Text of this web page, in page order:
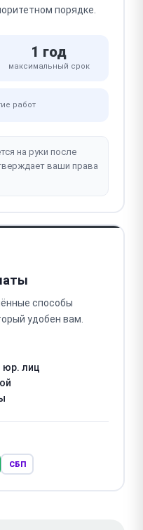
порядке.
1 год
максимальный срок
работ
на руки после
ваши права
способы
удобен вам.
юр. лиц
СБП